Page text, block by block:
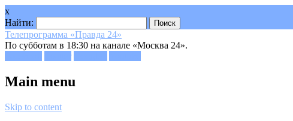
x
Найти:
Телепрограмма «Правда 24»
По субботам в 18:30 на канале «Москва 24».
Main menu
Skip to content